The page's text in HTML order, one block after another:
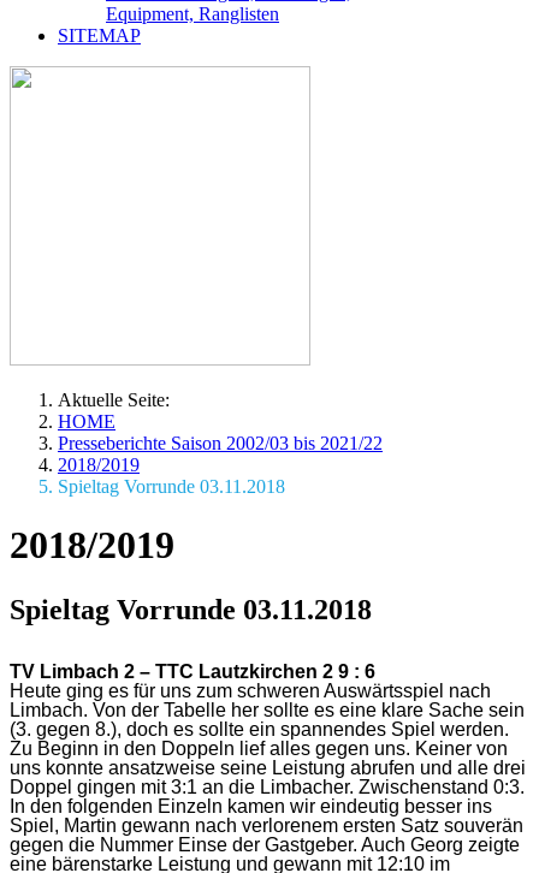
Equipment, Ranglisten
SITEMAP
Aktuelle Seite:
HOME
Presseberichte Saison 2002/03 bis 2021/22
2018/2019
Spieltag Vorrunde 03.11.2018
2018/2019
Spieltag Vorrunde 03.11.2018
TV Limbach 2 – TTC Lautzkirchen 2 9 : 6
Heute ging es für uns zum schweren Auswärtsspiel nach
Limbach. Von der Tabelle her sollte es eine klare Sache sein
(3. gegen 8.), doch es sollte ein spannendes Spiel werden.
Zu Beginn in den Doppeln lief alles gegen uns. Keiner von
uns konnte ansatzweise seine Leistung abrufen und alle drei
Doppel gingen mit 3:1 an die Limbacher. Zwischenstand 0:3.
In den folgenden Einzeln kamen wir eindeutig besser ins
Spiel, Martin gewann nach verlorenem ersten Satz souverän
gegen die Nummer Einse der Gastgeber. Auch Georg zeigte
eine bärenstarke Leistung und gewann mit 12:10 im